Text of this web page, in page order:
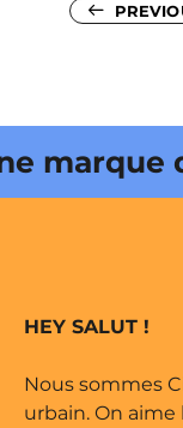
par
HEY SALUT !
Nous sommes
urbain. On aime